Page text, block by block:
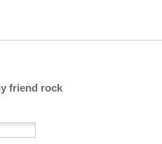
friend rock